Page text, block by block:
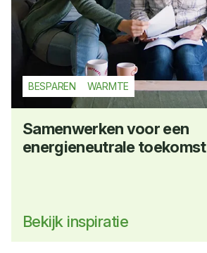
BESPAREN WARMTE
Samenwerken voor een
energieneutrale toekomst
Bekijk inspiratie